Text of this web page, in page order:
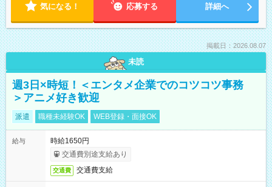
気になる！ 応募する 詳細へ
掲載日：2026.08.07
未読
週3日×時短！＜エンタメ企業でのコツコツ事務
＞アニメ好き歓迎
派遣 職種未経験OK WEB登録・面接OK
給与
時給1650円
交通費別途支給あり
交通費 交通費支給